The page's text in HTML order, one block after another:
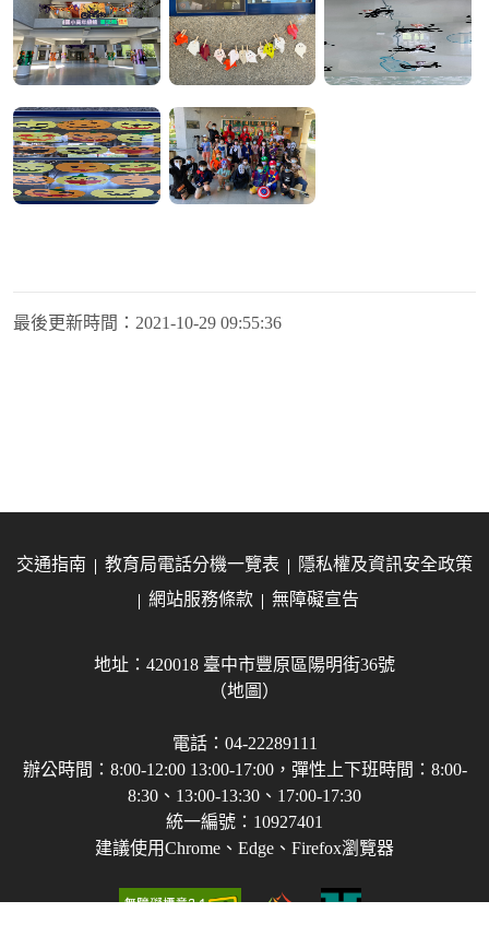
最後更新時間： 2021-10-29 09:55:36
交通指南 教育局電話分機一覽表
隱私權及資訊安全政策
網站服務條款
無障礙宣告
地址：420018 臺中市豐原區陽明街36號
（地圖）
電話：04-22289111
辦公時間：8:00-12:00 13:00-17:00，彈性上下班時間：8:00-
8:30、13:00-13:30、17:00-17:30
統一編號：10927401
建議使用Chrome、Edge、Firefox瀏覽器